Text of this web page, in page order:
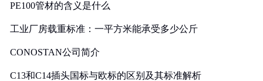
PE100管材的含义是什么
工业厂房载重标准：一平方米能承受多少公斤
CONOSTAN公司简介
C13和C14插头国标与欧标的区别及其标准解析